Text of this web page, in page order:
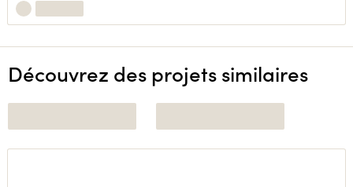
Découvrez des projets similaires